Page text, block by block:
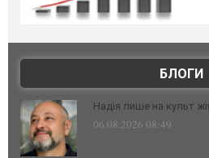
БЛОГИ
Надія лише на культ
06.08.2026 08:49